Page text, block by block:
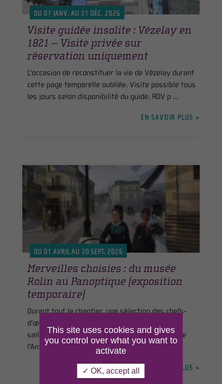
DU 01 JANV. AU 31 DÉC. 2026
Visite guidée insolite : Vézelay en
1821 – Visite privée sur
réservation uniquement
L'occasion de reconstituer la vie de Vézelay durant
cette page temporelle oubliée. Visite possible tous
les jours selon disponibilité du guide. RDV p ...
EN SAVOIR PLUS >
DU 01 AVRIL AU 30 SEPT. 2026
Merveilles choisies : du musée
Rolin au Panoptique (exposition
temporaire)
Durant tout le chantier, une sélection des chefs-
d'œuvre du musée Rolin est présentée dans les
salles d'expositions temporaires du Muséum. De
l'Antiqui ...
EN SAVOIR PLUS >
This site uses cookies and gives
you control over what you want to
activate
✓ OK, accept all